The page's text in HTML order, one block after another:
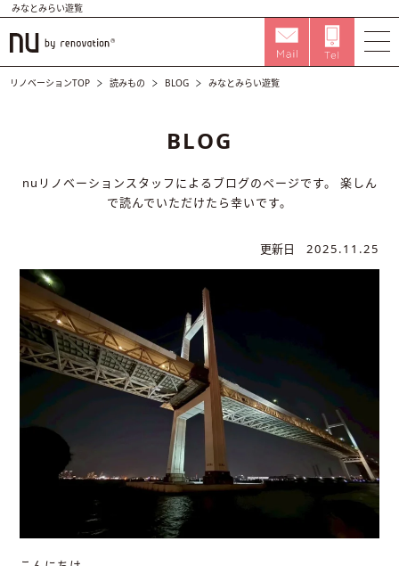
みなとみらい遊覧
リノベーションTOP 読みもの BLOG みなとみらい遊覧
BLOG
nuリノベーションスタッフによるブログのページです。
楽しん
で読んでいただけたら幸いです。
更新日 2025.11.25